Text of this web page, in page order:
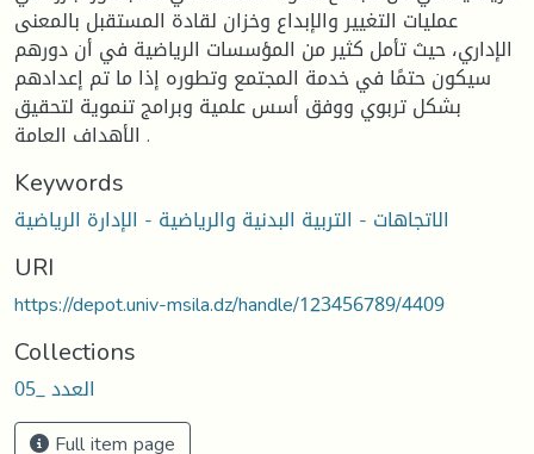
عمليات التغيير والإبداع وخزان لقادة المستقبل بالمعنى
الإداري، حيث تأمل كثير من المؤسسات الرياضية في أن دورهم
سيكون حتمًا في خدمة المجتمع وتطوره إذا ما تم إعدادهم
بشكل تربوي ووفق أسس علمية وبرامج تنموية لتحقيق
الأهداف العامة .
Keywords
الاتجاهات - التربية البدنية والرياضية - الإدارة الرياضية
URI
https://depot.univ-msila.dz/handle/123456789/4409
Collections
العدد _05
Full item page